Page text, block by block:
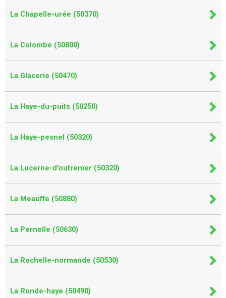
La Chapelle-urée (50370)
La Colombe (50800)
La Glacerie (50470)
La Haye-du-puits (50250)
La Haye-pesnel (50320)
La Lucerne-d'outremer (50320)
La Meauffe (50880)
La Pernelle (50630)
La Rochelle-normande (50530)
La Ronde-haye (50490)